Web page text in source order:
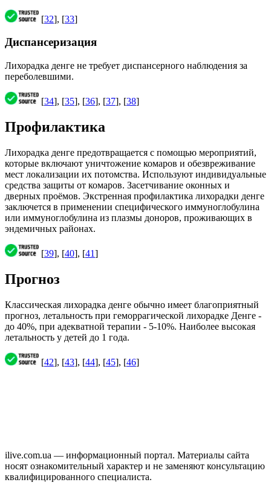
[32], [33]
Диспансеризация
Лихорадка денге не требует диспансерного наблюдения за
переболевшими.
[34], [35], [36], [37], [38]
Профилактика
Лихорадка денге предотвращается с помощью мероприятий,
которые включают уничтожение комаров и обезвреживание
мест локализации их потомства. Используют индивидуальные
средства защиты от комаров. Засетчивание оконных и
дверных проёмов. Экстренная профилактика лихорадки денге
заключется в применении специфического иммуноглобулина
или иммуноглобулина из плазмы доноров, проживающих в
эндемичных районах.
[39], [40], [41]
Прогноз
Классическая лихорадка денге обычно имеет благоприятный
прогноз, летальность при геморрагической лихорадке Денге -
до 40%, при адекватной терапии - 5-10%. Наиболее высокая
летальность у детей до 1 года.
[42], [43], [44], [45], [46]
ilive.com.ua — информационный портал. Материалы сайта
носят ознакомительный характер и не заменяют консультацию
квалифицированного специалиста.